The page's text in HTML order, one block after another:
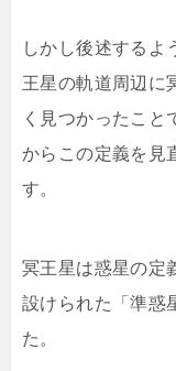
しかし後述するよ
王星の軌道周辺に
く見つかったこと
からこの定義を見
す。
冥王星は惑星の定
設けられた「準惑
た。